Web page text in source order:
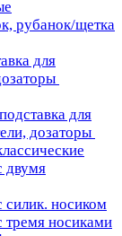
рубанок/щетка
для
для
дозаторы
двумя
силик. носиком
тремя носиками